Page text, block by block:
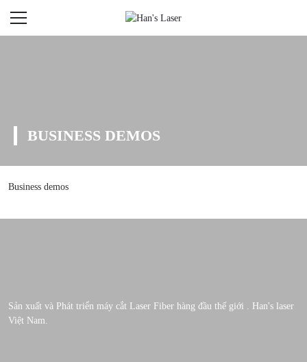
BUSINESS DEMOS
Business demos
Sản xuất và Phát triển máy cắt Laser Fiber hàng đầu thế giới . Han's laser
Việt Nam.